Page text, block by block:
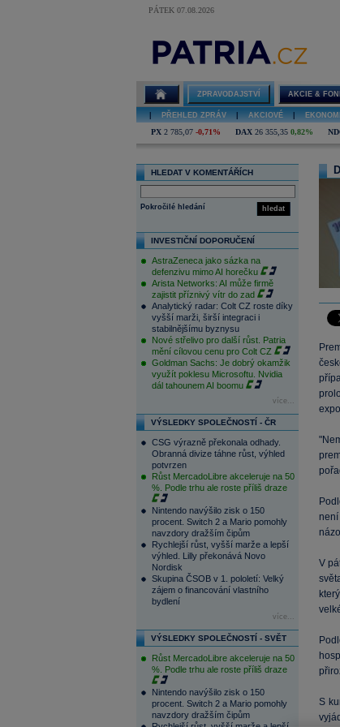
PÁTEK 07.08.2026
ZPRAVODAJSTVÍ AKCIE &
PŘEHLED ZPRÁV AKCIOVÉ
PX 2 785,07 -0,71% DAX 26 355,35 0,82%
HLEDAT V KOMENTÁŘÍCH
hledat
Pokročilé hledání
INVESTIČNÍ DOPORUČENÍ
AstraZeneca jako sázka na
defenzivu mimo AI horečku
Arista Networks: AI může firmě
zajistit příznivý vítr do zad
Analytický radar: Colt CZ roste díky
vyšší marži, širší integraci i
stabilnějšímu byznysu
Nové střelivo pro další růst. Patria
mění cílovou cenu pro Colt CZ
Goldman Sachs: Je dobrý okamžik
využít poklesu Microsoftu. Nvidia
dál tahounem AI boomu
více...
VÝSLEDKY SPOLEČNOSTÍ - ČR
CSG výrazně překonala odhady.
Obranná divize táhne růst, výhled
potvrzen
Růst MercadoLibre akceleruje na 50
%. Podle trhu ale roste příliš draze
Nintendo navýšilo zisk o 150
procent. Switch 2 a Mario pomohly
navzdory dražším čipům
Rychlejší růst, vyšší marže a lepší
výhled. Lilly překonává Novo
Nordisk
Skupina ČSOB v 1. pololetí: Velký
zájem o financování vlastního
bydlení
více...
VÝSLEDKY SPOLEČNOSTÍ - SVĚT
Růst MercadoLibre akceleruje na 50
%. Podle trhu ale roste příliš draze
Nintendo navýšilo zisk o 150
procent. Switch 2 a Mario pomohly
navzdory dražším čipům
V
S